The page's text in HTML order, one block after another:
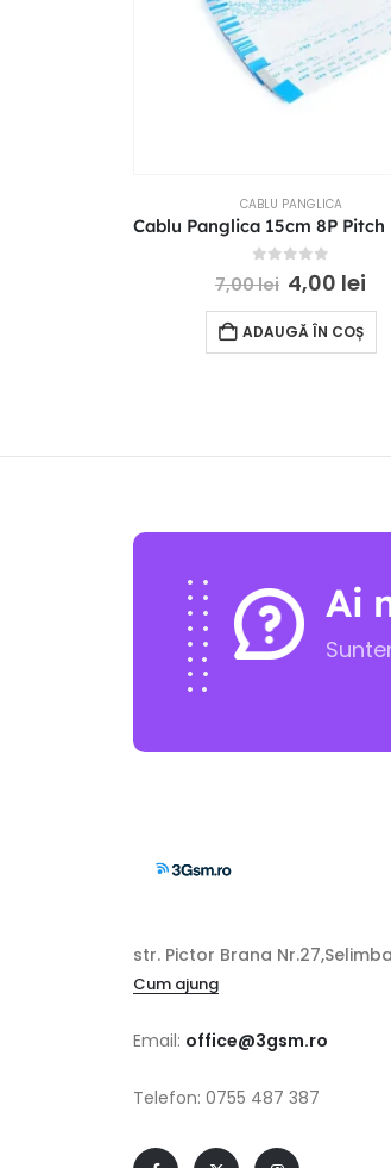
CABLU PANGLICA
out of 5
7,00lei 4,00 lei
ADAUGĂ ÎN COȘ
Ai
str. Pictor Brana
Cum ajung
Email: office@3gsm.ro
Telefon: 0755 487 387